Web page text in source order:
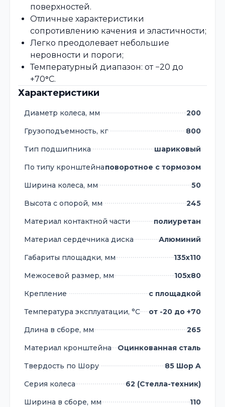
поверхностей.
Отличные характеристики
сопротивлению качения и эластичности;
Легко преодолевает небольшие
неровности и пороги;
Температурный диапазон: от −20 до
+70°C.
Характеристики
Диаметр колеса, мм
200
Грузоподъемность, кг
800
Тип подшипника
шариковый
По типу кронштейнаповоротное с тормозом
Ширина колеса, мм
50
Высота с опорой, мм
245
Материал контактной части
полиуретан
Материал сердечника диска
Алюминий
Габариты площадки, мм
135х110
Межосевой размер, мм
105х80
Крепление
с площадкой
Температура эксплуатации, °С
от -20 до +70
Длина в сборе, мм
265
Материал кронштейна
Оцинкованная сталь
Твердость по Шору
85 Шор A
Серия колеса
62 (Стелла-техник)
Ширина в сборе, мм
110